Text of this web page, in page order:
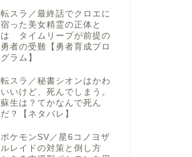
転スラ／最終話でクロエに
宿った美女精霊の正体と
は タイムリープが前提の
勇者の受難【勇者育成プロ
グラム】
転スラ／秘書シオンはかわ
いいけど、死んでしまう。
蘇生は？てかなんで死ん
だ？【ネタバレ】
ポケモンSV／星6コノヨザ
ルレイドの対策と倒し方